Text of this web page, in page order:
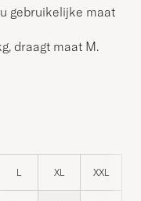
gebruikelijke maat
draagt maat M.
L XL XXL